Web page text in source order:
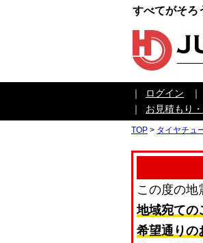
すべてがそろ
｜ ログイン ｜
｜
お見積もり
TOP > タイヤチュ
この度の地
地域宛ての
希望通りの